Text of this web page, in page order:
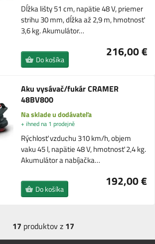
Dĺžka lišty 51 cm, napätie 48 V, priemer
strihu 30 mm, dĺžka až 2,9 m, hmotnosť
3,6 kg. Akumulátor…
216,00 €
Do košíka
Aku vysávač/fukár CRAMER
48BV800
Na sklade u dodávateľa
+ ihned na 1 prodejně
Rýchlosť vzduchu 310 km/h, objem
vaku 45 l, napätie 48 V, hmotnosť 2,4 kg.
Akumulátor a nabíjačka…
192,00 €
Do košíka
17 produktov z 17